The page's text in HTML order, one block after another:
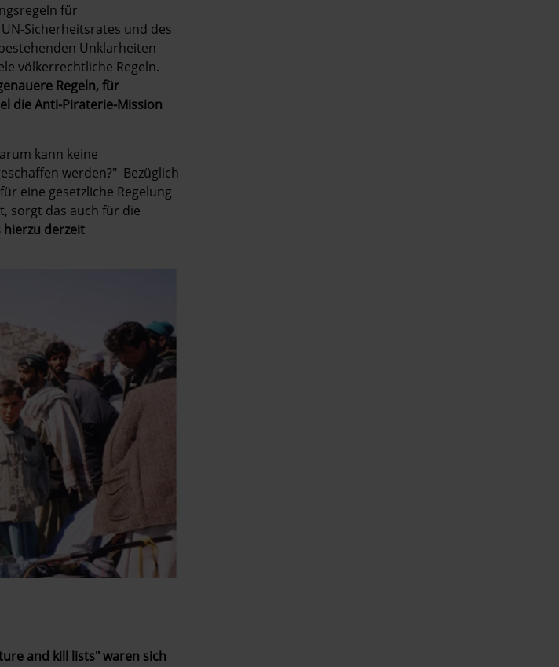
für
Sicherheitsrates und des
Unklarheiten
völkerrechtliche Regeln.
Regeln, für
die Anti-Piraterie-Mission
kann keine
werden?" Bezüglich
eine gesetzliche Regelung
sorgt das auch für die
hierzu derzeit
and kill lists" waren sich